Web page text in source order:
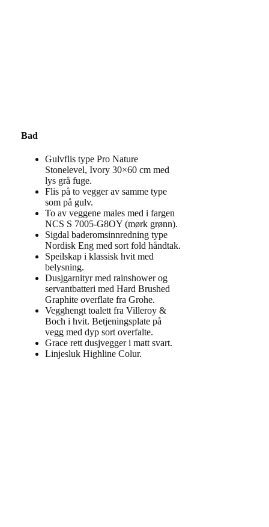
Bad
Gulvflis type Pro Nature
Stonelevel, Ivory 30×60 cm med
lys grå fuge.
Flis på to vegger av samme type
som på gulv.
To av veggene males med i fargen
NCS S 7005-G8OY (mørk grønn).
Sigdal baderomsinnredning type
Nordisk Eng med sort fold håndtak.
Speilskap i klassisk hvit med
belysning.
Dusjgarnityr med rainshower og
servantbatteri med Hard Brushed
Graphite overflate fra Grohe.
Vegghengt toalett fra Villeroy &
Boch i hvit. Betjeningsplate på
vegg med dyp sort overfalte.
Grace rett dusjvegger i matt svart.
Linjesluk Highline Colur.